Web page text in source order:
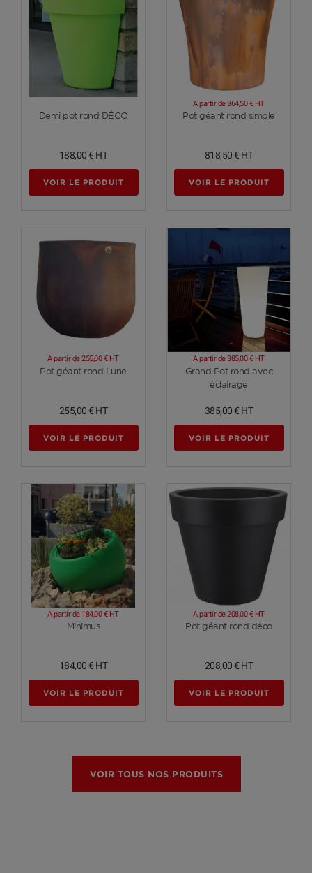
Voir plus
Demi pot rond DÉCO
188,00 € HT
VOIR LE PRODUIT
Voir plus
Pot géant rond simple
A partir de364,50 € HT
818,50 € HT
VOIR LE PRODUIT
Voir plus
Pot géant rond Lune
A partir de255,00 € HT
255,00 € HT
VOIR LE PRODUIT
Voir plus
Grand Pot rond avec
éclairage
A partir de385,00 € HT
385,00 € HT
VOIR LE PRODUIT
Voir plus
Minimus
A partir de 184,00 € HT
184,00 € HT
VOIR LE PRODUIT
Voir plus
Pot géant rond déco
A partir de208,00 € HT
208,00 € HT
VOIR LE PRODUIT
VOIR TOUS NOS PRODUITS